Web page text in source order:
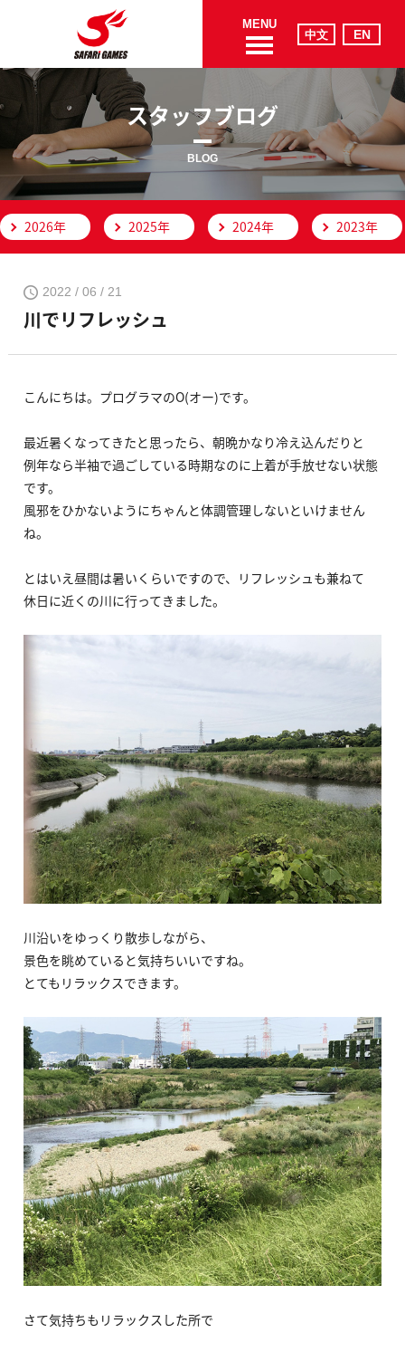
MENU
スタッフブログ
BLOG
2026年 2025年 2024年 2023年
2022 / 06 / 21
川でリフレッシュ
こんにちは。プログラマのO(オー)です。
最近暑くなってきたと思ったら、朝晩かなり冷え込んだりと
例年なら半袖で過ごしている時期なのに上着が手放せない状態
です。
風邪をひかないようにちゃんと体調管理しないといけません
ね。
とはいえ昼間は暑いくらいですので、リフレッシュも兼ねて
休日に近くの川に行ってきました。
川沿いをゆっくり散歩しながら、
景色を眺めていると気持ちいいですね。
とてもリラックスできます。
さて気持ちもリラックスした所で